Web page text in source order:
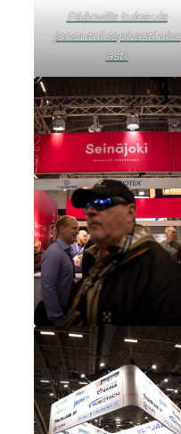
Pääovilla tuloaula
jonoutui sopivasti ulos
asti.